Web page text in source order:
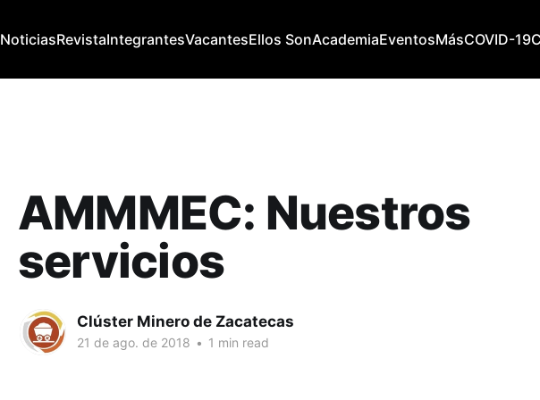
NoticiasRevistaIntegrantesVacantesEllos SonAcademiaEventosMásCOVID-19
AMMMEC: Nuestros
servicios
Clúster Minero de Zacatecas
21 de ago. de 2018 • 1 min read